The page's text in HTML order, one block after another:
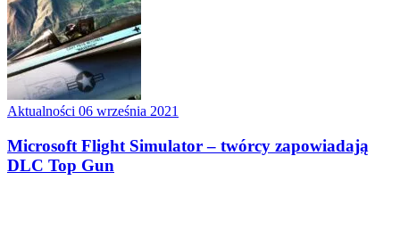
Aktualności 06 września 2021
Microsoft Flight Simulator – twórcy zapowiadają
DLC Top Gun